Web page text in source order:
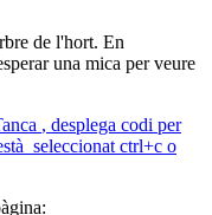
de l'hort. En
una mica per veure
, desplega codi per
seleccionat ctrl+c o